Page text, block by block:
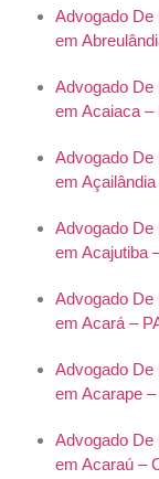
Advogado
em
Advogado
em Acaiaca –
Advogado
em
Advogado
em Acajutiba
Advogado
em Acará –
Advogado
em Acarape –
Advogado
em Acaraú –